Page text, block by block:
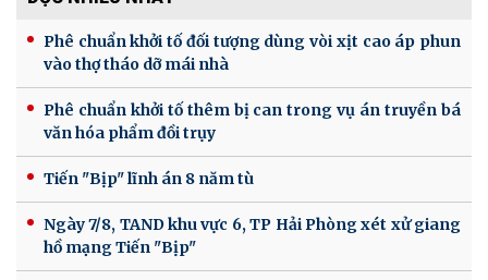
Phê chuẩn khởi tố đối tượng dùng vòi xịt cao áp phun
vào thợ tháo dỡ mái nhà
Phê chuẩn khởi tố thêm bị can trong vụ án truyền bá
văn hóa phẩm đồi trụy
Tiến "Bịp" lĩnh án 8 năm tù
Ngày 7/8, TAND khu vực 6, TP Hải Phòng xét xử giang
hồ mạng Tiến "Bịp"